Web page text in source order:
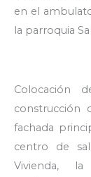
en el
la parroquia
Colocación
construcción
fachada
centro de
Vivienda,